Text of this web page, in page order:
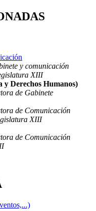
y comunicación
XIII
y Derechos Humanos)
de Gabinete
de Comunicación
XIII
de Comunicación